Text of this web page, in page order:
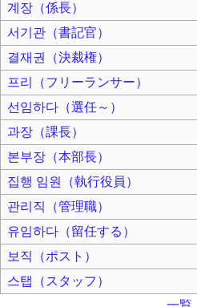
계장（係長）
서기관（書記官）
결재권（決裁権）
프리（フリーランサー）
선임하다（選任～）
과장（課長）
본부장（本部長）
집행 임원（執行役員）
관리직（管理職）
유임하다（留任する）
보직（ポスト）
스탭（スタッフ）